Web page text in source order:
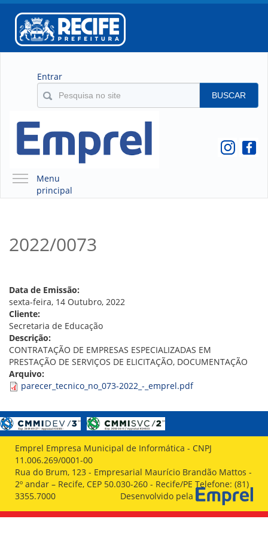
Entrar
BUSCAR
Menu
principal
O QUE É A EMPREL
CONSELHOS
LOCALIZAÇÃO
GESTORES
GOVERNANÇA
NOTÍCIAS
COMPRAS
LICITAÇÕES
ATAS DE REGISTRO DE PREÇOS
CONTRATO
GESTÃO DE PESSOAS
COLABORADORES
PLR
2022/0073
Data de Emissão:
sexta-feira, 14 Outubro, 2022
Cliente:
Secretaria de Educação
Descrição:
CONTRATAÇÃO DE EMPRESAS ESPECIALIZADAS EM
PRESTAÇÃO DE SERVIÇOS DE ELICITAÇÃO, DOCUMENTAÇÃO
Arquivo:
parecer_tecnico_no_073-2022_-_emprel.pdf
Emprel Empresa Municipal de Informática - CNPJ
11.006.269/0001-00
Rua do Brum, 123 - Empresarial Maurício Brandão Mattos -
2º andar – Recife, CEP 50.030-260 - Recife/PE Telefone: (81)
3355.7000
Desenvolvido pela